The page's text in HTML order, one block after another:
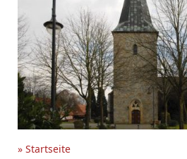
» Startseite